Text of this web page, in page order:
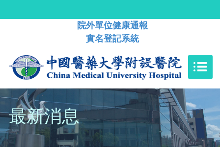
院外單位健康通報
實名登記系統
最新消息